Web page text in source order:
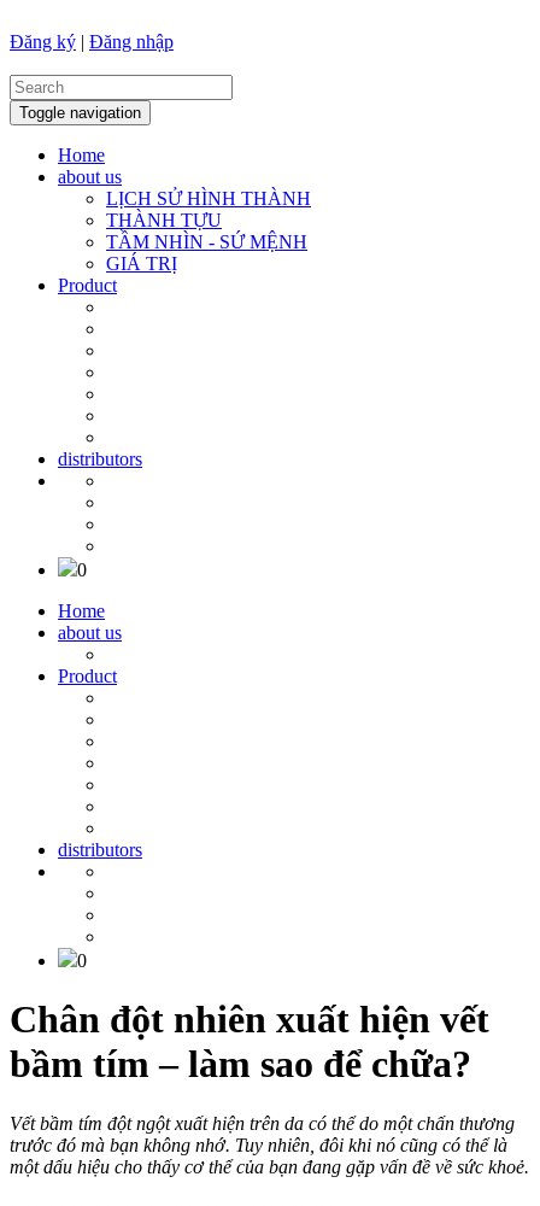
Đăng ký | Đăng nhập
Toggle navigation
Home
about us
LỊCH SỬ HÌNH THÀNH
THÀNH TỰU
TẦM NHÌN - SỨ MỆNH
GIÁ TRỊ
Product
distributors
0
Home
about us
Product
distributors
0
Chân đột nhiên xuất hiện vết
bầm tím – làm sao để chữa?
Vết bầm tím đột ngột xuất hiện trên da có thể do một chấn thương
trước đó mà bạn không nhớ. Tuy nhiên, đôi khi nó cũng có thể là
một dấu hiệu cho thấy cơ thể của bạn đang gặp vấn đề về sức khoẻ.